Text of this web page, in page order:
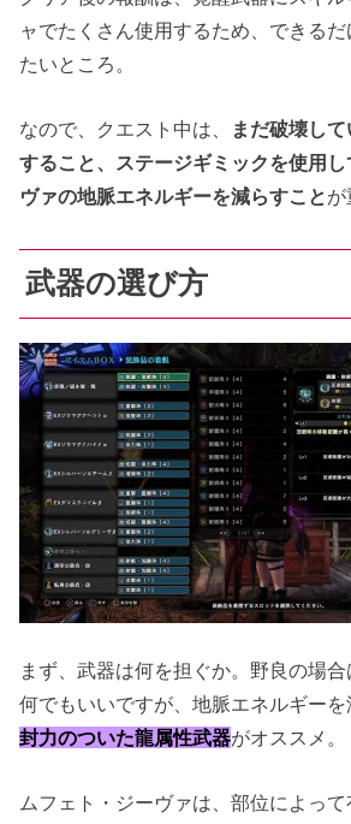
ャでたくさん使用するため、できる
たいところ。
なので、クエスト中は、
まだ破壊し
すること、ステージギミックを使用
ヴァの地脈エネルギーを減らすことが
武器の選び方
まず、武器は何を担ぐか。野良の場
何でもいいですが、地脈エネルギー
封力のついた龍属性武器がオススメ。
ムフェト・ジーヴァは、部位によっ